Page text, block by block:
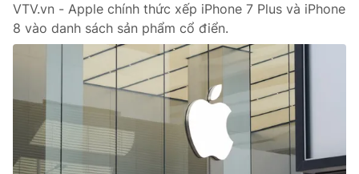
Xã hội
Thế giới
VTV.vn - Apple chính thức xếp iPhone 7 Plus và iPhone
8 vào danh sách sản phẩm cổ điển.